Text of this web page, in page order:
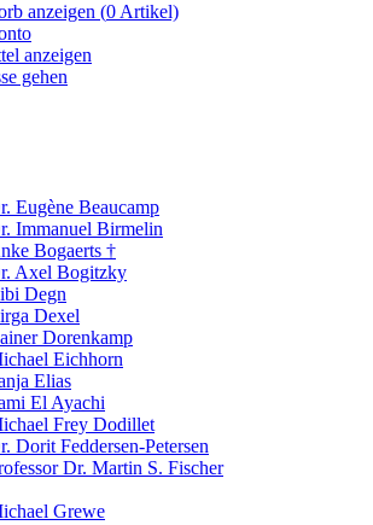
anzeigen (0 Artikel)
anzeigen
gehen
Eugène Beaucamp
Immanuel Birmelin
Bogaerts †
Axel Bogitzky
Degn
Dexel
Dorenkamp
Eichhorn
Elias
El Ayachi
Frey Dodillet
Dorit Feddersen-Petersen
Dr. Martin S. Fischer
Grewe